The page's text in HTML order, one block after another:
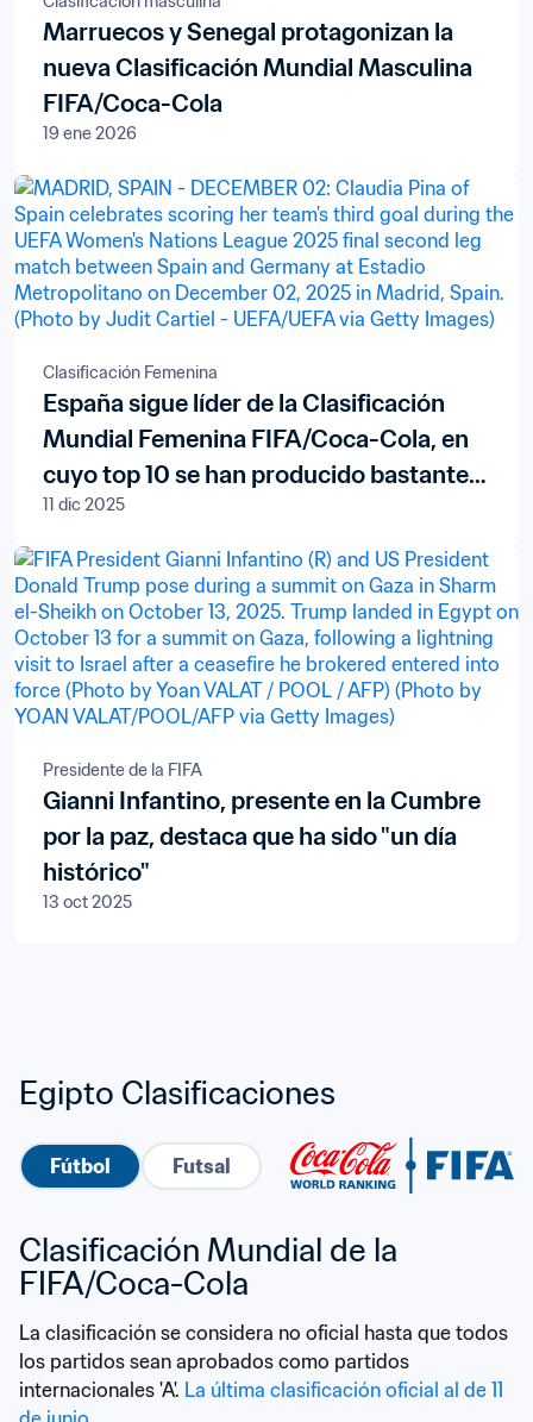
Marruecos y Senegal protagonizan la
nueva Clasificación Mundial Masculina
FIFA/Coca-Cola
19 ene 2026
Clasificación Femenina
España sigue líder de la Clasificación
Mundial Femenina FIFA/Coca-Cola, en
cuyo top 10 se han producido bastantes
movimientos
11 dic 2025
Presidente de la FIFA
Gianni Infantino, presente en la Cumbre
por la paz, destaca que ha sido "un día
histórico"
13 oct 2025
Egipto Clasificaciones
Fútbol Futsal
Clasificación Mundial de la
FIFA/Coca-Cola
La clasificación se considera no oficial hasta que todos
los partidos sean aprobados como partidos
internacionales 'A'. La última clasificación oficial al de 11